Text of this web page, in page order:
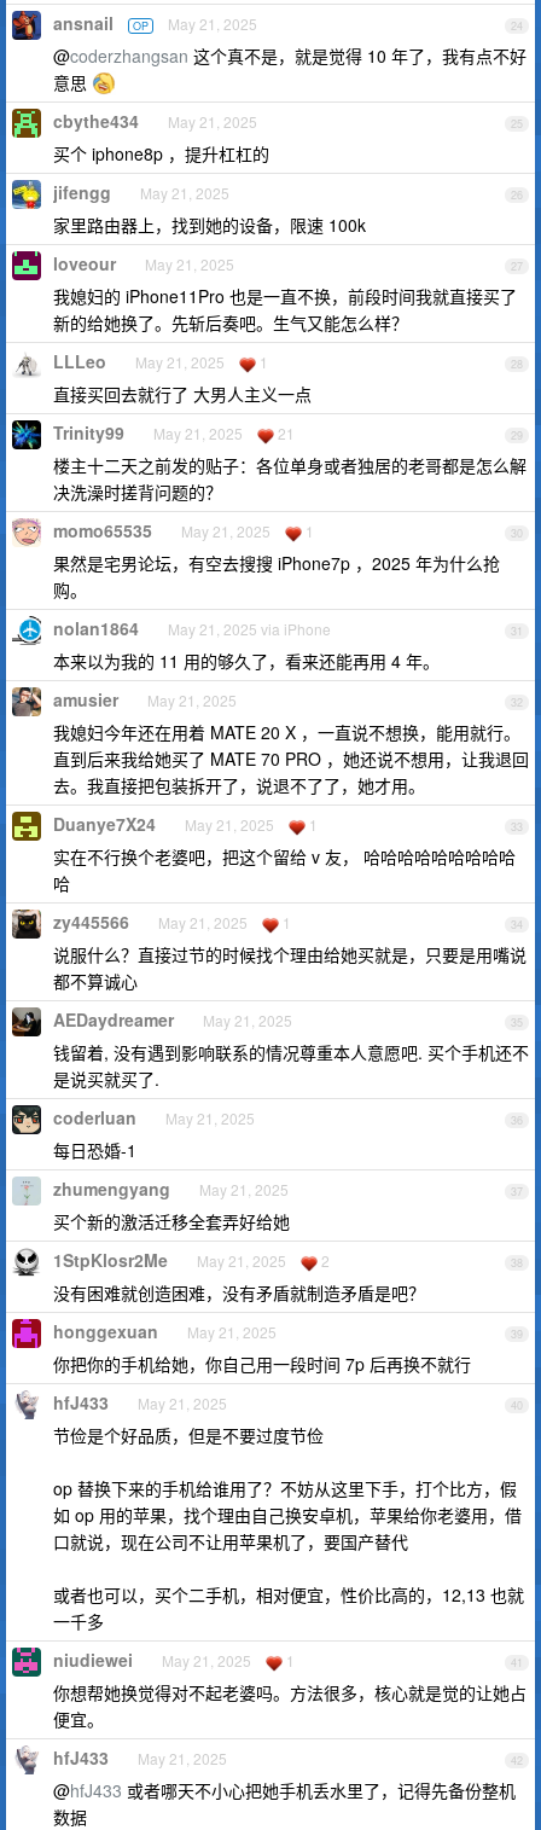
24
ansnail OP May 21, 2025
@coderzhangsan 这个真不是，就是觉得 10 年了，我有点不好
意思
25
cbythe434 May 21, 2025
买个 iphone8p ，提升杠杠的
26
jifengg May 21, 2025
家里路由器上，找到她的设备，限速 100k
27
loveour May 21, 2025
我媳妇的 iPhone11Pro 也是一直不换，前段时间我就直接买了
新的给她换了。先斩后奏吧。生气又能怎么样？
28
LLLeo May 21, 2025 1
直接买回去就行了 大男人主义一点
29
Trinity99 May 21, 2025 21
楼主十二天之前发的贴子：各位单身或者独居的老哥都是怎么解
决洗澡时搓背问题的？
30
momo65535 May 21, 2025 1
果然是宅男论坛，有空去搜搜 iPhone7p ，2025 年为什么抢
购。
31
nolan1864 May 21, 2025 via iPhone
本来以为我的 11 用的够久了，看来还能再用 4 年。
32
amusier May 21, 2025
我媳妇今年还在用着 MATE 20 X ，一直说不想换，能用就行。
直到后来我给她买了 MATE 70 PRO ，她还说不想用，让我退回
去。我直接把包装拆开了，说退不了了，她才用。
33
Duanye7X24 May 21, 2025 1
实在不行换个老婆吧，把这个留给 v 友， 哈哈哈哈哈哈哈哈哈
哈
34
zy445566 May 21, 2025 1
说服什么？直接过节的时候找个理由给她买就是，只要是用嘴说
都不算诚心
35
AEDaydreamer May 21, 2025
钱留着, 没有遇到影响联系的情况尊重本人意愿吧. 买个手机还不
是说买就买了.
36
coderluan May 21, 2025
每日恐婚-1
37
zhumengyang May 21, 2025
买个新的激活迁移全套弄好给她
38
1StpKlosr2Me May 21, 2025 2
没有困难就创造困难，没有矛盾就制造矛盾是吧？
39
honggexuan May 21, 2025
你把你的手机给她，你自己用一段时间 7p 后再换不就行
40
hfJ433 May 21, 2025
节俭是个好品质，但是不要过度节俭
op 替换下来的手机给谁用了？不妨从这里下手，打个比方，假
如 op 用的苹果，找个理由自己换安卓机，苹果给你老婆用，借
口就说，现在公司不让用苹果机了，要国产替代
或者也可以，买个二手机，相对便宜，性价比高的，12,13 也就
一千多
41
niudiewei May 21, 2025 1
你想帮她换觉得对不起老婆吗。方法很多，核心就是觉的让她占
便宜。
42
hfJ433 May 21, 2025
@hfJ433 或者哪天不小心把她手机丢水里了，记得先备份整机
数据